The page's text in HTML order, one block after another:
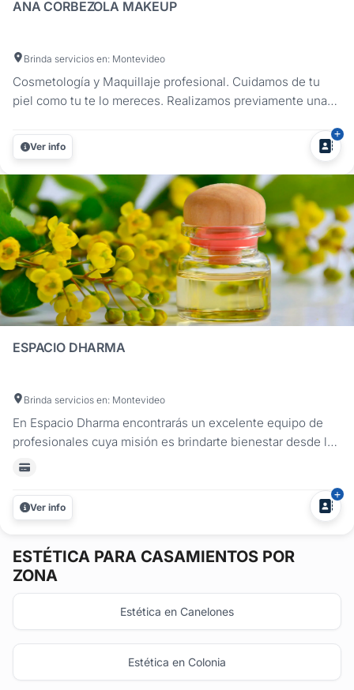
ANA CORBEZOLA MAKEUP
Brinda servicios en: Montevideo
Cosmetología y Maquillaje profesional. Cuidamos de tu
piel como tu te lo mereces. Realizamos previamente una
adecuado para tu tipo de piel Cosmetología: Programa de
Hidratación Peeling detoxificante, Peelings de última
generación,...
Ver info
ESPACIO DHARMA
Brinda servicios en: Montevideo
En Espacio Dharma encontrarás un excelente equipo de
profesionales cuya misión es brindarte bienestar desde lo
natural, con múltiples y variadas terapias para lograr todos
faciales limpiezas de cutis ozonoterapia facial puntas de
diamantes...
Ver info
ESTÉTICA PARA CASAMIENTOS POR
ZONA
Estética en Canelones
Estética en Colonia